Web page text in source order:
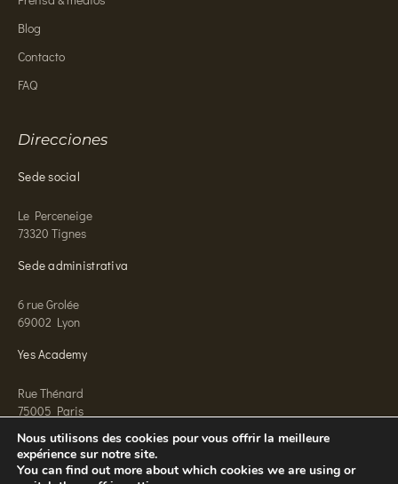
Blog
Contacto
FAQ
Direcciones
Sede social
Le Perceneige
73320 Tignes
Sede administrativa
6 rue Grolée
69002 Lyon
Yes Academy
Rue Thénard
75005 Paris
Nous utilisons des cookies pour vous offrir la meilleure
expérience sur notre site.
You can find out more about which cookies we are using or